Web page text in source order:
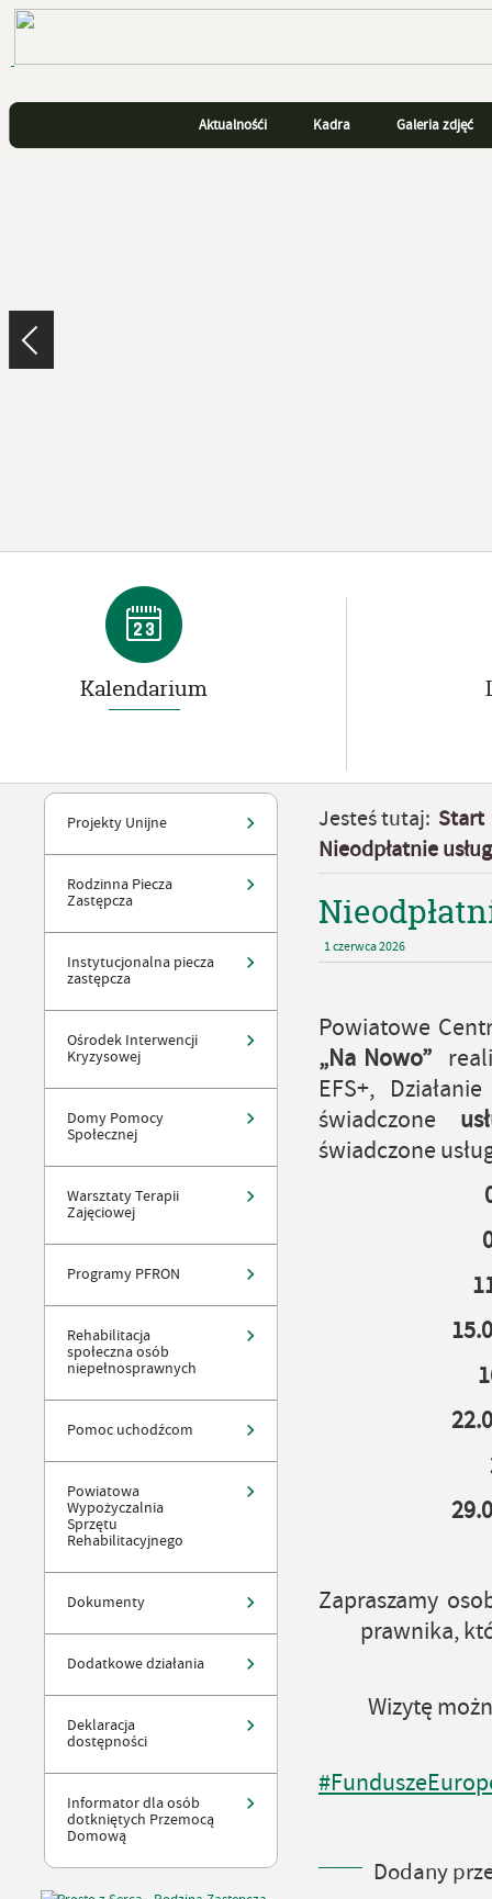
Aktualnośći Kadra Galeria zdjęć
Kalendarium
Projekty Unijne
Rodzinna Piecza
Zastępcza
Instytucjonalna piecza
zastępcza
Ośrodek Interwencji
Kryzysowej
Domy Pomocy
Społecznej
Warsztaty Terapii
Zajęciowej
Programy PFRON
Rehabilitacja
społeczna osób
niepełnosprawnych
Pomoc uchodźcom
Powiatowa
Wypożyczalnia
Sprzętu
Rehabilitacyjnego
Dokumenty
Dodatkowe działania
Deklaracja
dostępności
Informator dla osób
dotkniętych Przemocą
Domową
Jesteś tutaj: Start
Nieodpłatnie
1czerwca2026
Powiatowe
„Na Nowo”
EFS+,
świadczone
świadczone
Zapraszamy
prawnika,
Wizytę
Dodany